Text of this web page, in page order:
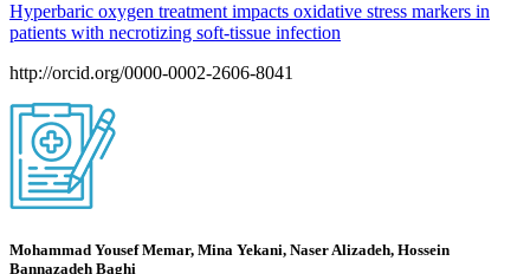
Hyperbaric oxygen treatment impacts oxidative stress markers in
patients with necrotizing soft-tissue infection
http://orcid.org/0000-0002-2606-8041
Mohammad Yousef Memar, Mina Yekani, Naser Alizadeh, Hossein
Bannazadeh Baghi